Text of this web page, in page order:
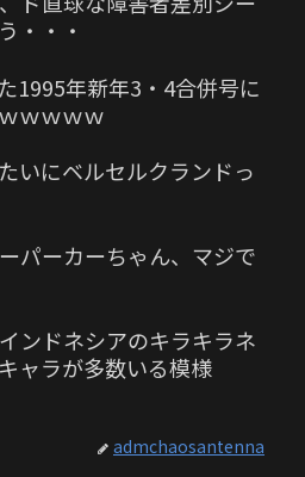
・・・
1995年新年3・4合併号に
ｗｗｗｗ
いにベルセルクランドっ
パーカーちゃん、マジで
ンドネシアのキラキラネ
ャラが多数いる模様
admchaosantenna